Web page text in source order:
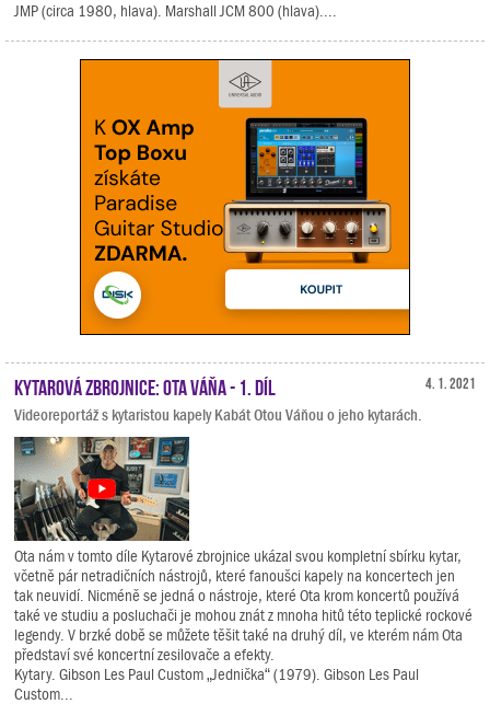
JMP (circa 1980, hlava). Marshall JCM 800 (hlava)....
4. 1. 2021
Kytarová zbrojnice: Ota Váňa - 1. díl
Videoreportáž s kytaristou kapely Kabát Otou Váňou o jeho kytarách.
Ota nám v tomto díle Kytarové zbrojnice ukázal svou kompletní sbírku kytar,
včetně pár netradičních nástrojů, které fanoušci kapely na koncertech jen
tak neuvidí. Nicméně se jedná o nástroje, které Ota krom koncertů používá
také ve studiu a posluchači je mohou znát z mnoha hitů této teplické rockové
legendy. V brzké době se můžete těšit také na druhý díl, ve kterém nám Ota
představí své koncertní zesilovače a efekty.
Kytary. Gibson Les Paul Custom „Jednička“ (1979). Gibson Les Paul
Custom...